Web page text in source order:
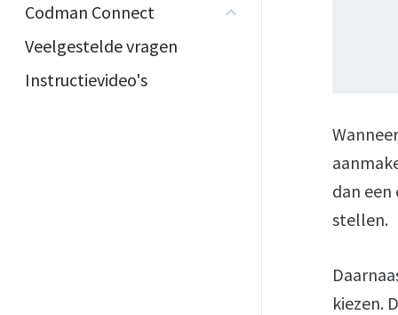
Codman Connect
Veelgestelde vragen
Instructievideo's
dan
stellen.
kiezen.